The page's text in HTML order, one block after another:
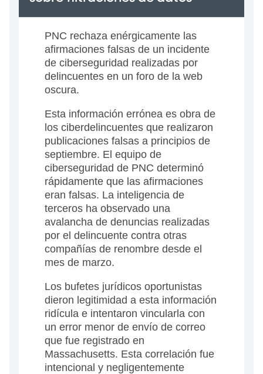
PNC rechaza enérgicamente las
afirmaciones falsas de un incidente
de ciberseguridad realizadas por
delincuentes en un foro de la web
oscura.
Esta información errónea es obra de
los ciberdelincuentes que realizaron
publicaciones falsas a principios de
septiembre. El equipo de
ciberseguridad de PNC determinó
rápidamente que las afirmaciones
eran falsas. La inteligencia de
terceros ha observado una
avalancha de denuncias realizadas
por el delincuente contra otras
compañías de renombre desde el
mes de marzo.
Los bufetes jurídicos oportunistas
dieron legitimidad a esta información
ridícula e intentaron vincularla con
un error menor de envío de correo
que fue registrado en
Massachusetts. Esta correlación fue
intencional y negligentemente